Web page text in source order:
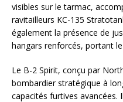
visibles sur le tarmac,
ravitailleurs KC-135
également la présence de
hangars renforcés, portant
Le B-2 Spirit, conçu par
bombardier stratégique à
capacités furtives avancées.